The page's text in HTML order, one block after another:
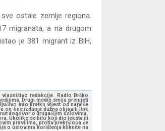
ostale zemlje regiona.
migranata, a na drugom
je 381 migrant iz BiH,
redakcije. Radio Brčko
Drugi mediji smiju prenijeti
kao kratku vijest od najviše
on-line izdanja dužna objaviti link
dogovor o drugačijim uslovima.
Ukoliko se bilo koji dio teksta ili
pravilima, protiv prekršioca će
o uslovima korištenja kliknite na